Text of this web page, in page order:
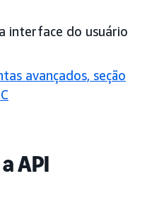
interface do usuário
avançados, seção
API